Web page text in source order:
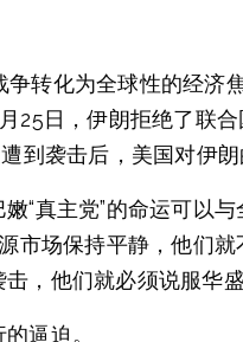
转化为全球性的经济
日，伊朗拒绝了联
到袭击后，美国对伊朗
“真主党”的命运可以
场保持平静，他们
，他们就必须说服华
逼迫。